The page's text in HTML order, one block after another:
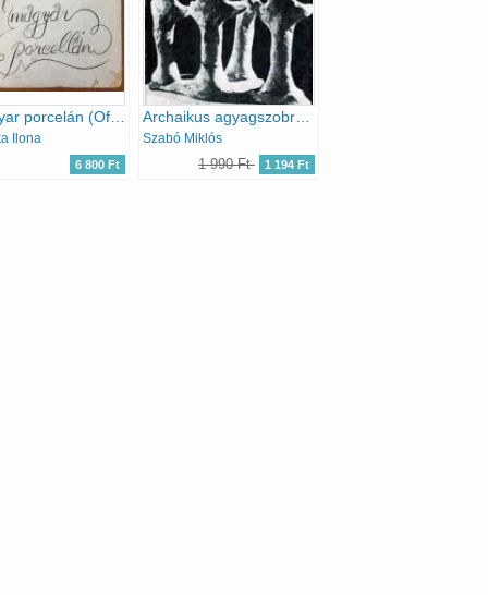
A magyar porcelán (Officina Képeskönyvek)
Ilona
6 800 Ft
Archaikus agyagszobrászat Boiótiában - Apollo Könyvtár
Szabó Miklós
1 990 Ft 1 194 Ft